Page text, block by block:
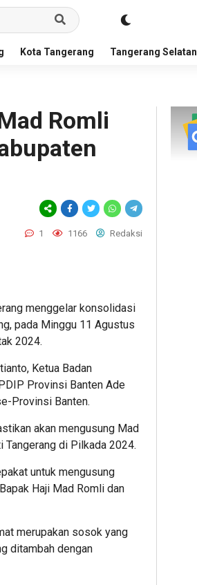
Kota Tangerang Tangerang Selatan
Romli
1 1166 Redaksi
menggelar konsolidasi
pada Minggu 11 Agustus
2024.
Ketua Badan
Provinsi Banten Ade
Provinsi Banten.
akan mengusung Mad
Tangerang di Pilkada 2024.
untuk mengusung
Haji Mad Romli dan
merupakan sosok yang
ditambah dengan